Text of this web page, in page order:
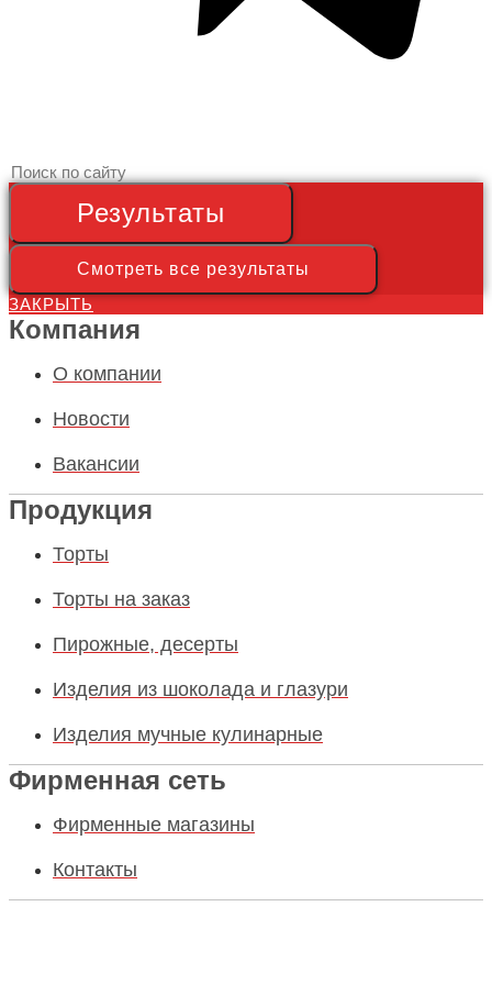
Search
...
Результаты
Смотреть все результаты
ЗАКРЫТЬ
Компания
О компании
Новости
Вакансии
Продукция
Торты
Торты на заказ
Пирожные, десерты
Изделия из шоколада и глазури
Изделия мучные кулинарные
Фирменная сеть
Фирменные магазины
Контакты